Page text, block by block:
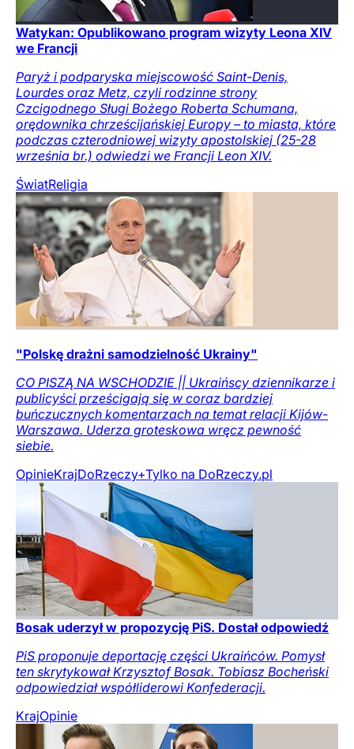
Watykan: Opublikowano program wizyty Leona XIV
we Francji
Paryż i podparyska miejscowość Saint-Denis,
Lourdes oraz Metz, czyli rodzinne strony
Czcigodnego Sługi Bożego Roberta Schumana,
orędownika chrześcijańskiej Europy – to miasta, które
podczas czterodniowej wizyty apostolskiej (25-28
września br.) odwiedzi we Francji Leon XIV.
ŚwiatReligia
"Polskę drażni samodzielność Ukrainy"
CO PISZĄ NA WSCHODZIE || Ukraińscy dziennikarze i
publicyści prześcigają się w coraz bardziej
buńczucznych komentarzach na temat relacji Kijów-
Warszawa. Uderza groteskowa wręcz pewność
siebie.
OpinieKrajDoRzeczy+Tylko na DoRzeczy.pl
Bosak uderzył w propozycję PiS. Dostał odpowiedź
PiS proponuje deportację części Ukraińców. Pomysł
ten skrytykował Krzysztof Bosak. Tobiasz Bocheński
odpowiedział współliderowi Konfederacji.
KrajOpinie